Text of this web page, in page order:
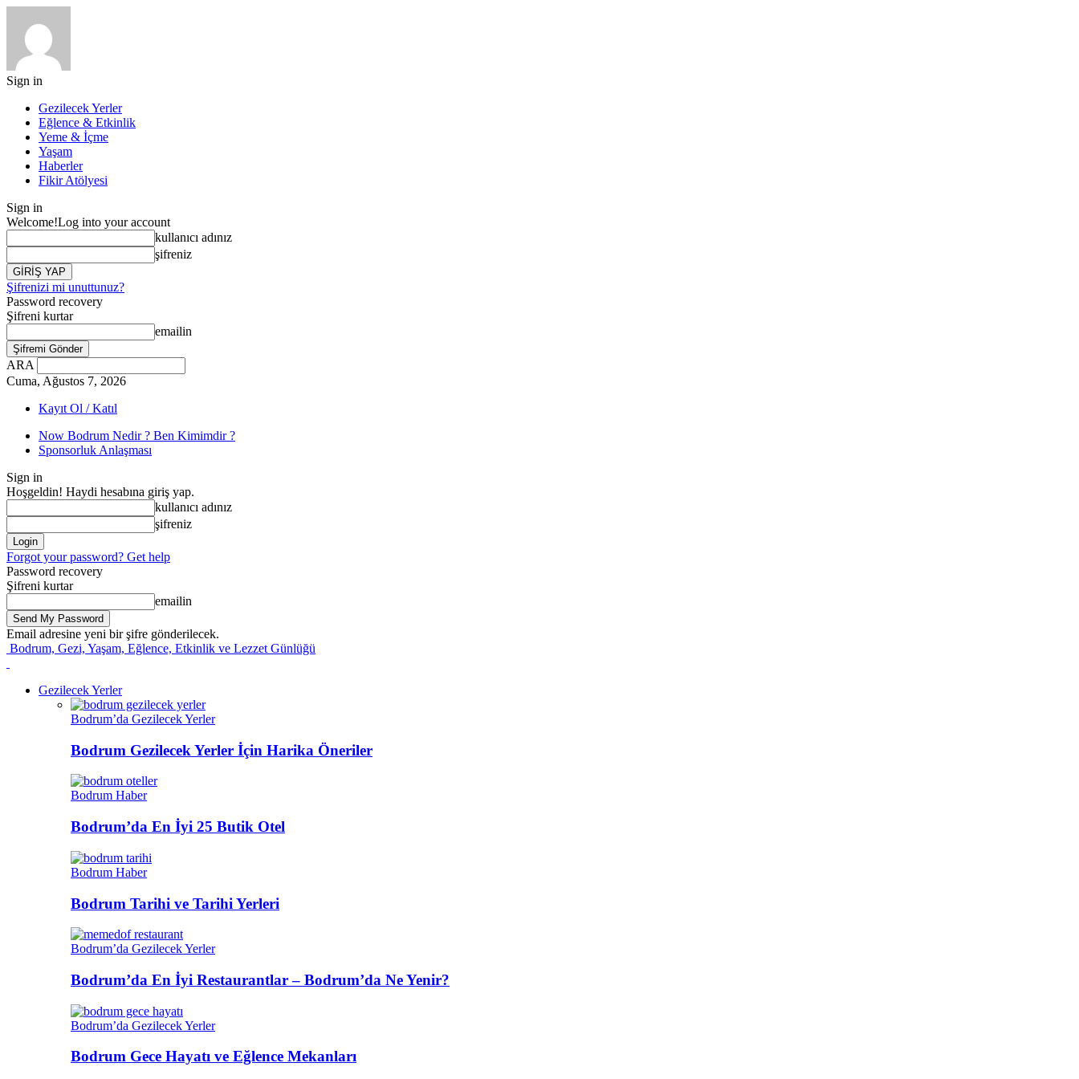
Sign in
Gezilecek Yerler
Eğlence & Etkinlik
Yeme & İçme
Yaşam
Haberler
Fikir Atölyesi
Sign in
Welcome!Log into your account
kullanıcı adınız
şifreniz
Şifrenizi mi unuttunuz?
Password recovery
Şifreni kurtar
emailin
ARA
Cuma, Ağustos 7, 2026
Kayıt Ol / Katıl
Now Bodrum Nedir ? Ben Kimimdir ?
Sponsorluk Anlaşması
Sign in
Hoşgeldin! Haydi hesabına giriş yap.
kullanıcı adınız
şifreniz
Forgot your password? Get help
Password recovery
Şifreni kurtar
emailin
Email adresine yeni bir şifre gönderilecek.
Bodrum, Gezi, Yaşam, Eğlence, Etkinlik ve Lezzet Günlüğü
Gezilecek Yerler
Bodrum’da Gezilecek Yerler
Bodrum Gezilecek Yerler İçin Harika Öneriler
Bodrum Haber
Bodrum’da En İyi 25 Butik Otel
Bodrum Haber
Bodrum Tarihi ve Tarihi Yerleri
Bodrum’da Gezilecek Yerler
Bodrum’da En İyi Restaurantlar – Bodrum’da Ne Yenir?
Bodrum’da Gezilecek Yerler
Bodrum Gece Hayatı ve Eğlence Mekanları